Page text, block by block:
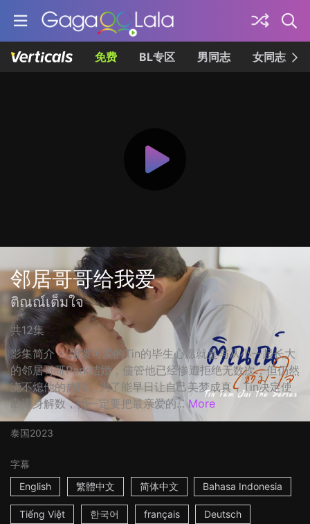
免费 BL专区 男同志 女同志
邻居哥哥给我爱
ติณณ์เต็มใจ
共12集
影集简介： 活泼可爱的Tin的毕生心愿就是与从小一起长大
的邻居哥哥Park结婚，儘管他已经惨遭拒绝无数次，但仍然
浇不熄他的热情。为了能早日让自己美梦成真，Tin决定使
出浑身解数，他一定要把最亲爱的... More
泰国2023
字幕
English
繁體中文 简体中文 Bahasa Indonesia
Tiếng Việt 한국어 français Deutsch